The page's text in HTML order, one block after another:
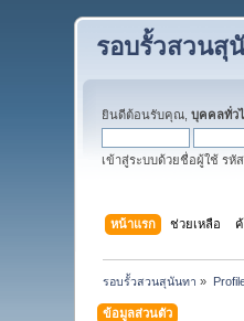
รอบรั้วสวนสุ
ยินดีต้อนรับคุณ,บุคคลทั่ว
เข้าสู่ระบบด้วยชื่อผู้ใช้ รหั
หน้าแรก ช่วยเหลือ
รอบรั้วสวนสุนันทา »
ข้อมูลส่วนตัว